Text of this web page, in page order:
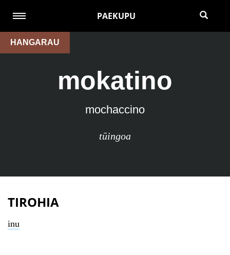
PAEKUPU
HANGARAU
mokatino
mochaccino
tūingoa
TIROHIA
inu